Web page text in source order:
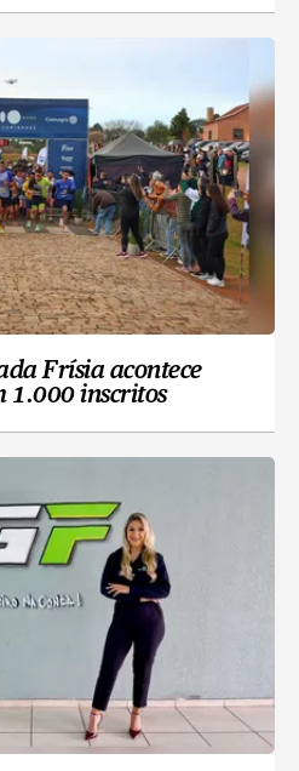
Frísia acontece
1.000 inscritos